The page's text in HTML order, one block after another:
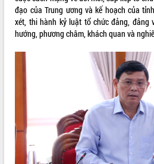
phát triển mới
Thường trực HĐND tỉnh Đắk Lắk gặp
mặt Đoàn chuyên gia y tế TP. Hồ Chí
Lễ truy điệu và an táng hài cốt liệt sĩ
tại Nghĩa trang Liệt sĩ xã Sơn Hòa
Bàn giải pháp tháo gỡ khó khăn trong
xuất khẩu sầu riêng và triển khai quy
Thứ trưởng Bộ Nông nghiệp và Môi
trường Nguyễn Hoàng Hiệp khảo sát
vùng trồng và doanh nghiệp đóng gói
sầu riêng tại Đắk Lắk
THỐNG KÊ TRUY CẬP
Tất cả:
đạo của Trung ương và kế hoạch của
xét, thi hành kỷ luật tổ chức đảng, đảng
hướng, phương châm, khách quan và